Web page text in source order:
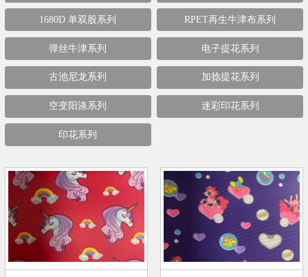
1680D 单双股系列 RPET再生牛津布系列
弹丝牛津系列 电子提花系列
古池尼龙系列 加捻提花系列
空变阳涤系列 迷彩印花系列
印花系列